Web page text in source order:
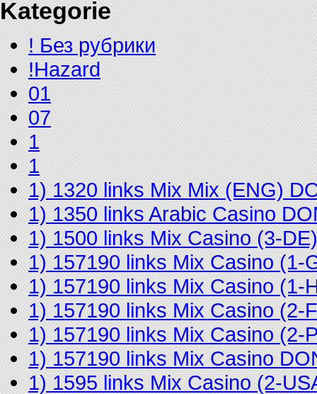
Kategorie
! Без рубрики
!Hazard
01
07
1
1
1) 1320 links Mix Mix (ENG)
1) 1350 links Arabic Casino
1) 1500 links Mix Casino (3-
1) 157190 links Mix Casino (1-
1) 157190 links Mix Casino (1-
1) 157190 links Mix Casino (2-
1) 157190 links Mix Casino (2-
1) 157190 links Mix Casino
1) 1595 links Mix Casino (2-